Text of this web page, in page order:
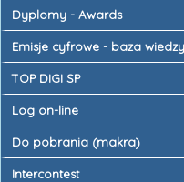
Dyplomy - Awards
Emisje cyfrowe - baza wiedzy
TOP DIGI SP
Log on-line
Do pobrania (makra)
Intercontest